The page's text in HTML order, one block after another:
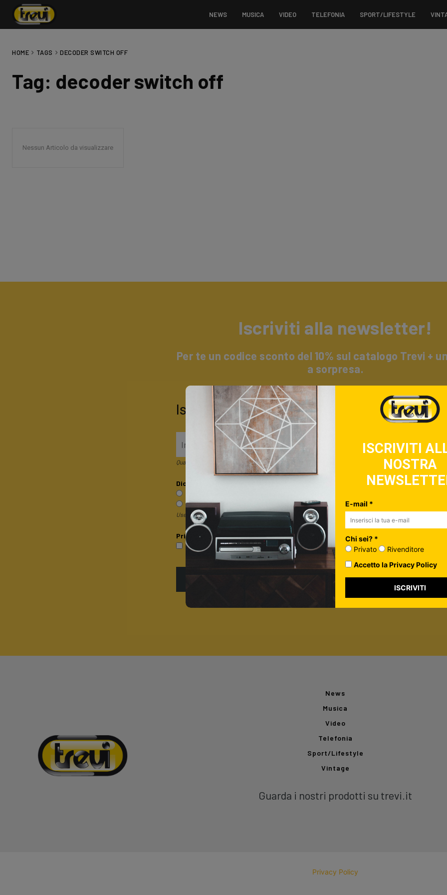
NEWS MUSICA VIDEO TELEFONIA SPORT/LIFESTYLE
HOME TAGS DECODER SWITCH OFF
Tag: decoder switch off
Nessun Articolo da visualizzare
Iscriviti alla newsletter!
Per te un codice sconto del 10% sul catalogo Trevi +
a sorpresa.
Iscriviti alla nostra newsletter
Quando invii il modulo, controlla la tua inbox per confermare l'iscrizione
Dicci qualcosa in più su di te*
Sono un rivenditore
Useremo questa informazione per personalizzare i contenuti che ti invieremo.
Privacy*
Accetto la Privacy Policy
ISCRIVITI
News
Musica
Video
Telefonia
Sport/Lifestyle
Vintage
Guarda i nostri prodotti su trevi.it
Privacy Policy
ISCRIVITI
NOSTRA
E-mail *
Chi sei? *
Privato
Rivenditore
Accetto la Privacy Policy
ISCRIVITI